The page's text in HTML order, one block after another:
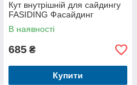
Кут внутрішній для сайдингу
FASIDING Фасайдинг
В наявності
685 ₴
Купити